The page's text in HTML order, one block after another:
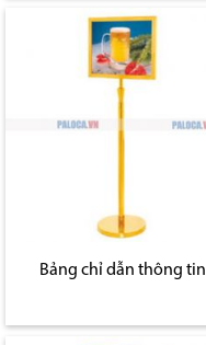
Bảng chỉ dẫn thông tin